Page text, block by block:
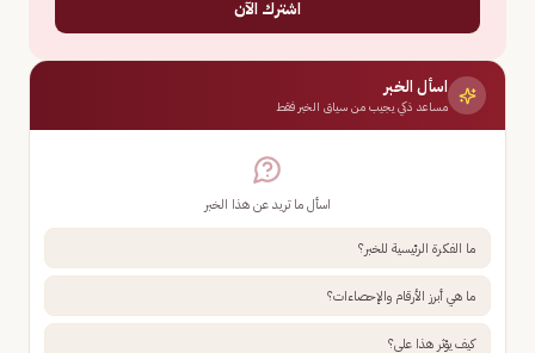
اشترك الآن
اسأل الخبر
مساعد ذكي يجيب من سياق الخبر فقط
اسأل ما تريد عن هذا الخبر
ما الفكرة الرئيسية للخبر؟
ما هي أبرز الأرقام والإحصاءات؟
كيف يؤثر هذا علي؟